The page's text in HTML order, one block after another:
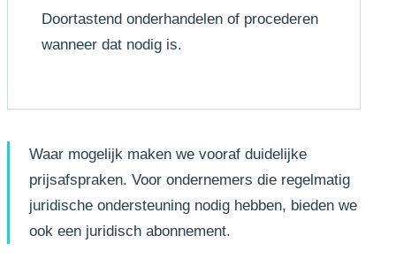
Doortastend onderhandelen of procederen
wanneer dat nodig is.
Waar mogelijk maken we vooraf duidelijke
prijsafspraken. Voor ondernemers die regelmatig
juridische ondersteuning nodig hebben, bieden we
ook een juridisch abonnement.